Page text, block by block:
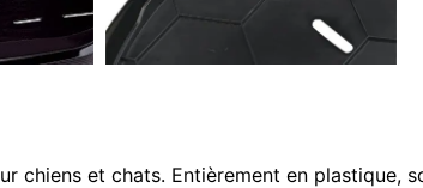
chiens et chats. Entièrement en plastique,